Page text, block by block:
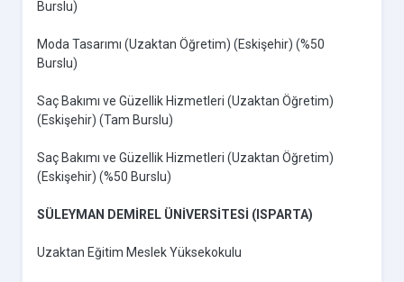
Burslu)
Moda Tasarımı (Uzaktan Öğretim) (Eskişehir) (%50
Burslu)
Saç Bakımı ve Güzellik Hizmetleri (Uzaktan Öğretim)
(Eskişehir) (Tam Burslu)
Saç Bakımı ve Güzellik Hizmetleri (Uzaktan Öğretim)
(Eskişehir) (%50 Burslu)
SÜLEYMAN DEMİREL ÜNİVERSİTESİ (ISPARTA)
Uzaktan Eğitim Meslek Yüksekokulu